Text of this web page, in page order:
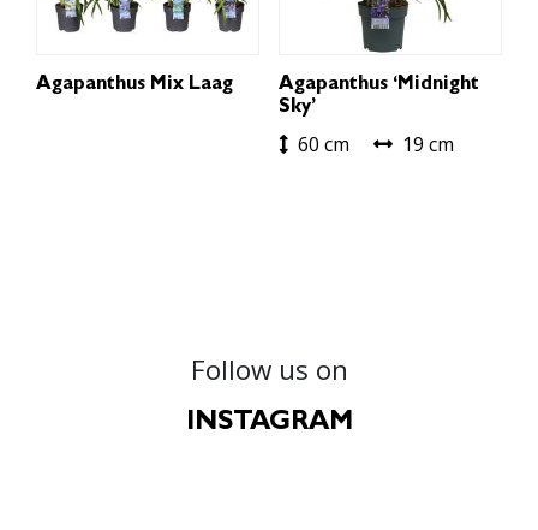
Agapanthus Mix Laag
Agapanthus ‘Midnight
Sky’
60 cm 19 cm
Follow us on
INSTAGRAM